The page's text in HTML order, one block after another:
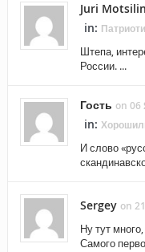
Juri Motsilin
in:
Штепа,
России. ...
Гость on 06
in:
И слово
Sergey on
Ну тут
Самого